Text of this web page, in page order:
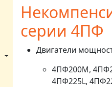
серии 4ПФ
Двигатели
4ПФ200M,
4ПФ225L,